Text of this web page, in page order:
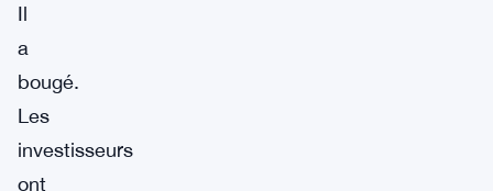
Il
a
bougé.
Les
investisseurs
ont